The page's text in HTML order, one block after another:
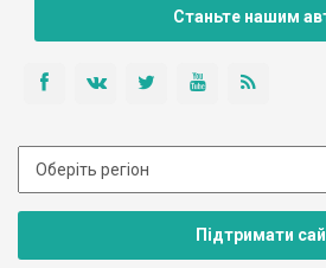
Станьте нашим
Підтримати